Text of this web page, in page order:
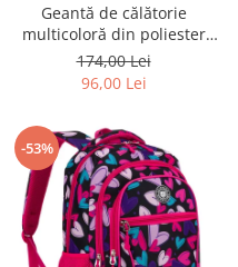
Geantă de călătorie
multicoloră din poliester
rezistent cu port USB,
acoperită cu un model vegetal
- Rovicky PTR-R-TL15608-8831
174,00 Lei
96,00 Lei
-53%